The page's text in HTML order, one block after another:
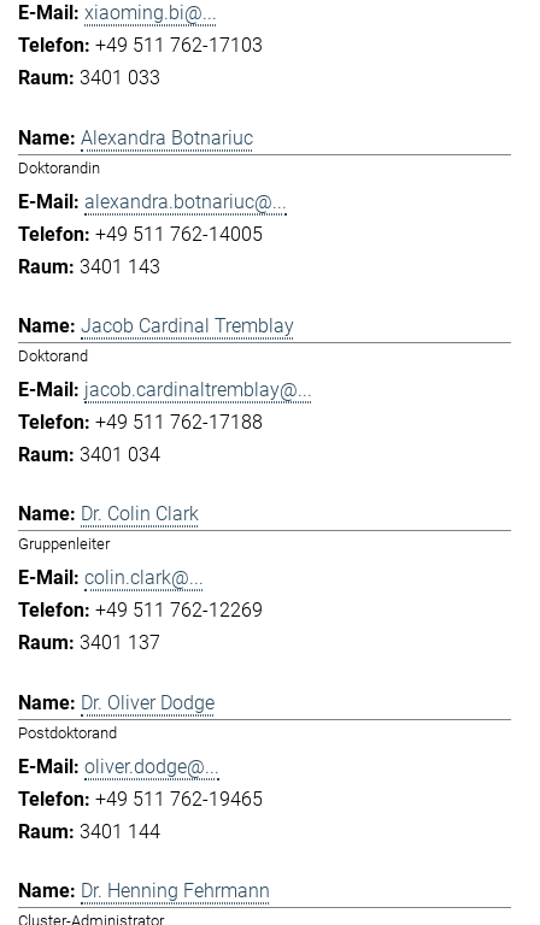
xiaoming.bi@...
+49 511 762-17103
3401 033
Alexandra Botnariuc
Doktorandin
alexandra.botnariuc@...
+49 511 762-14005
3401 143
Jacob Cardinal Tremblay
Doktorand
jacob.cardinaltremblay@...
+49 511 762-17188
3401 034
Dr. Colin Clark
Gruppenleiter
colin.clark@...
+49 511 762-12269
3401 137
Dr. Oliver Dodge
Postdoktorand
oliver.dodge@...
+49 511 762-19465
3401 144
Dr. Henning Fehrmann
Cluster-Administrator